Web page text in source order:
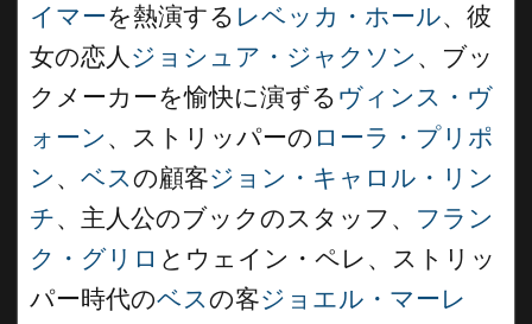
イマーを熱演する レベッカ・ホール、彼
女の恋人 ジョシュア・ジャクソン 、ブッ
クメーカーを愉快に演ずる ヴィンス・ヴ
ォーン 、ストリッパーの ローラ・プリポ
ン 、 ベスの顧客ジョン・キャロル・リン
チ、主人公のブックのスタッフ、 フラン
ク・グリロ とウェイン・ペレ、ストリッ
パー時代のベスの客ジョエル・マーレ